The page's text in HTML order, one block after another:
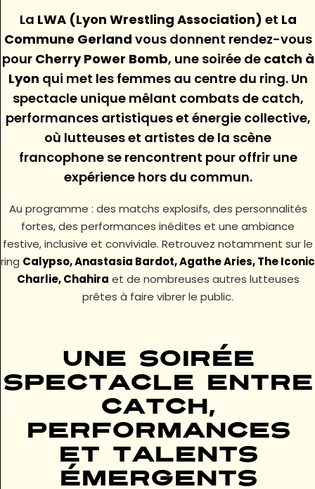
La LWA (Lyon Wrestling Association) et La
Commune Gerland vous donnent rendez-vous
pour Cherry Power Bomb, une soirée de catch à
Lyon qui met les femmes au centre du ring. Un
spectacle unique mêlant combats de catch,
performances artistiques et énergie collective,
où lutteuses et artistes de la scène
francophone se rencontrent pour offrir une
expérience hors du commun.
Au programme : des matchs explosifs, des personnalités
fortes, des performances inédites et une ambiance
festive, inclusive et conviviale. Retrouvez notamment sur le
ring Calypso, Anastasia Bardot, Agathe Aries, The Iconic
Charlie, Chahira et de nombreuses autres lutteuses
prêtes à faire vibrer le public.
Une soirée
spectacle entre
catch,
performances
et talents
émergents